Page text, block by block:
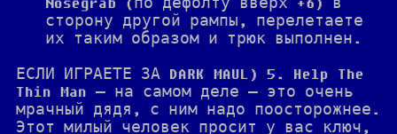
Nosegrab (по дефолту вверх +6) в
сторону другой рампы, перелетаете
их таким образом и трюк выполнен.
ЕСЛИ ИГРАЕТЕ ЗА DARK MAUL) 5. Help The
Thin Man — на самом деле — это очень
мрачный дядя, с ним надо поосторожнее.
Этот милый человек просит у вас ключ,